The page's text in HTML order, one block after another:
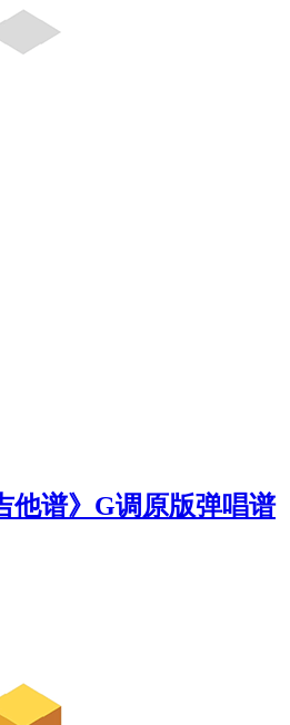
他谱》G调原版弹唱谱